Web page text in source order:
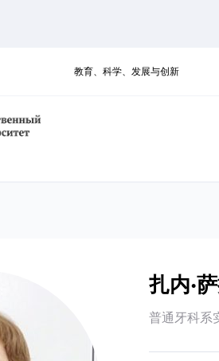
教育、科学、发展与创新
扎内·
普通牙科系